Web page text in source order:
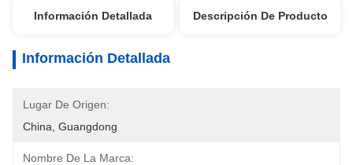
Información Detallada Descripción De Producto
Información Detallada
Lugar De Origen:
China, Guangdong
Nombre De La Marca: